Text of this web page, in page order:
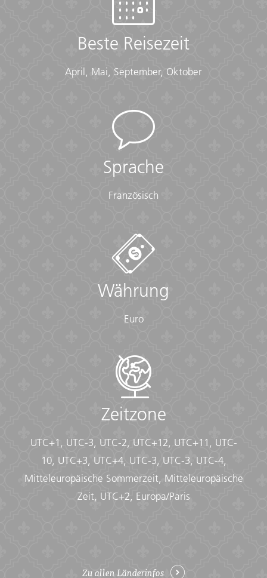
Beste Reisezeit
April, Mai, September, Oktober
Sprache
Französisch
Währung
Euro
Zeitzone
UTC+1, UTC-3, UTC-2, UTC+12, UTC+11, UTC-
10, UTC+3, UTC+4, UTC-3, UTC-3, UTC-4,
Mitteleuropäische Sommerzeit, Mitteleuropäische
Zeit, UTC+2, Europa/Paris
Zu allen Länderinfos